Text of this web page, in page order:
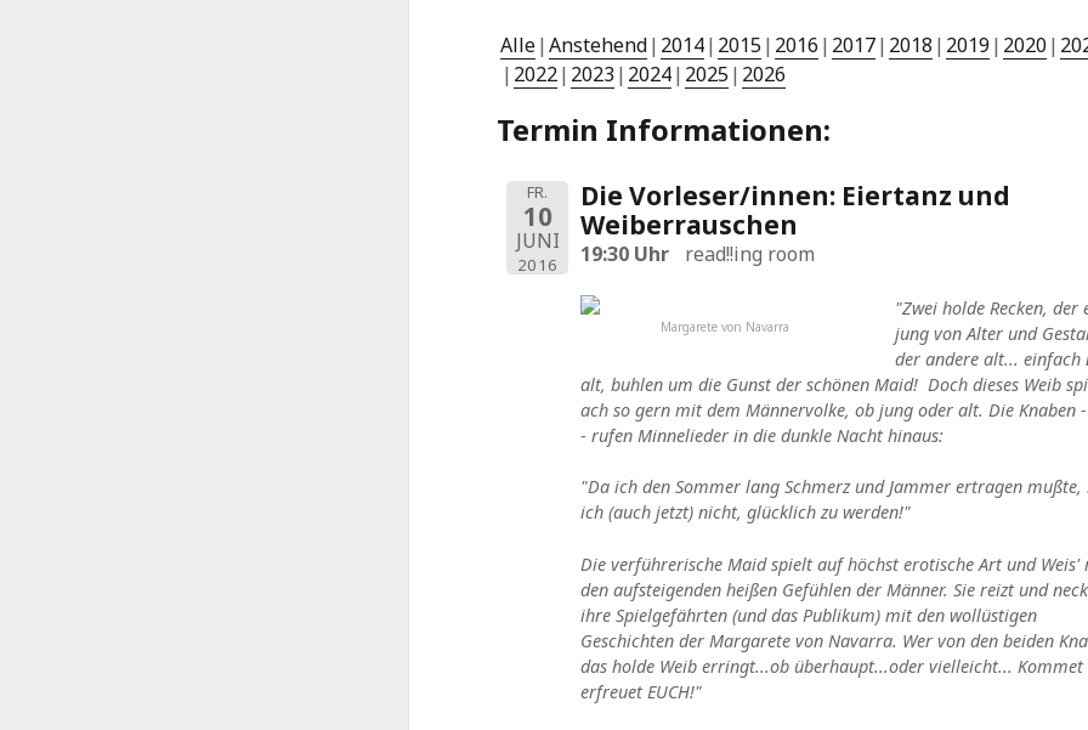
Alle Anstehend 2014 2015 2016 2017 2018 2019 2020
2022 2023 2024 2025 2026
Termin Informationen:
FR.
10
JUNI
2016
Die Vorleser/innen: Eiertanz und
Weiberrauschen
19:30 Uhr read!!ing room
Margarete von Navarra
"Zwei holde Recken, der
jung von Alter und
der andere alt... einfach
alt, buhlen um die Gunst der schönen Maid! Doch dieses Weib
ach so gern mit dem Männervolke, ob jung oder alt. Die Knaben
- rufen Minnelieder in die dunkle Nacht hinaus:
"Da ich den Sommer lang Schmerz und Jammer ertragen mußte,
ich (auch jetzt) nicht, glücklich zu werden!"
Die verführerische Maid spielt auf höchst erotische Art und Weis'
den aufsteigenden heißen Gefühlen der Männer. Sie reizt und
ihre Spielgefährten (und das Publikum) mit den wollüstigen
Geschichten der Margarete von Navarra. Wer von den beiden
das holde Weib erringt...ob überhaupt...oder vielleicht... Kommet
erfreuet EUCH!"